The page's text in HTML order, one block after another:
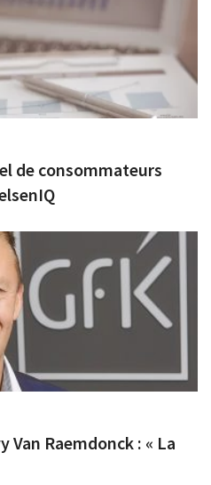
de consommateurs
Van Raemdonck : « La